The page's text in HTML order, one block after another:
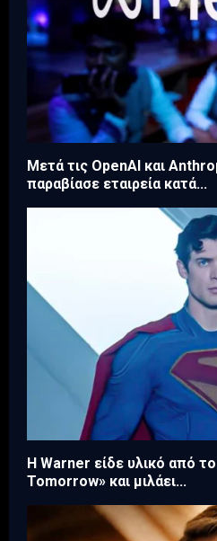
Μετά τις OpenAI και
παραβίασε εταιρεία κατά...
Η Warner είδε υλικό από
Tomorrow» και μιλάει...